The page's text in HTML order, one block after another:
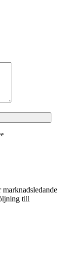
marknadsledande
till